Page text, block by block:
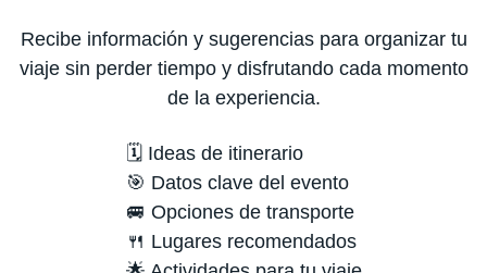
Recibe información y sugerencias para organizar tu
viaje sin perder tiempo y disfrutando cada momento
de la experiencia.
🗓️ Ideas de itinerario
🎯 Datos clave del evento
🚐 Opciones de transporte
🍴 Lugares recomendados